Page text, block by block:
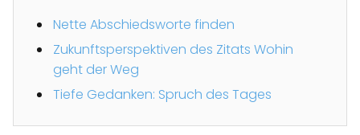
Nette Abschiedsworte finden
Zukunftsperspektiven des Zitats Wohin
geht der Weg
Tiefe Gedanken: Spruch des Tages